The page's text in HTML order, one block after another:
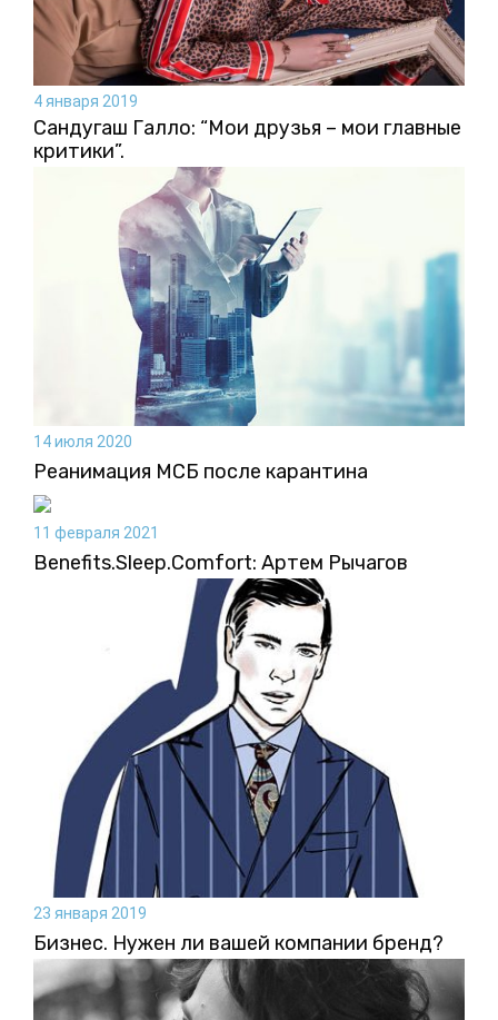
4 января 2019
Сандугаш Галло: “Мои друзья – мои главные
критики”.
14 июля 2020
Реанимация МСБ после карантина
11 февраля 2021
Benefits.Sleep.Comfort: Артем Рычагов
23 января 2019
Бизнес. Нужен ли вашей компании бренд?